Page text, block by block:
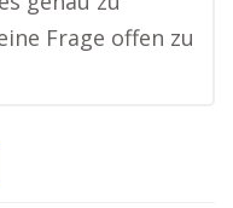
Frage offen zu